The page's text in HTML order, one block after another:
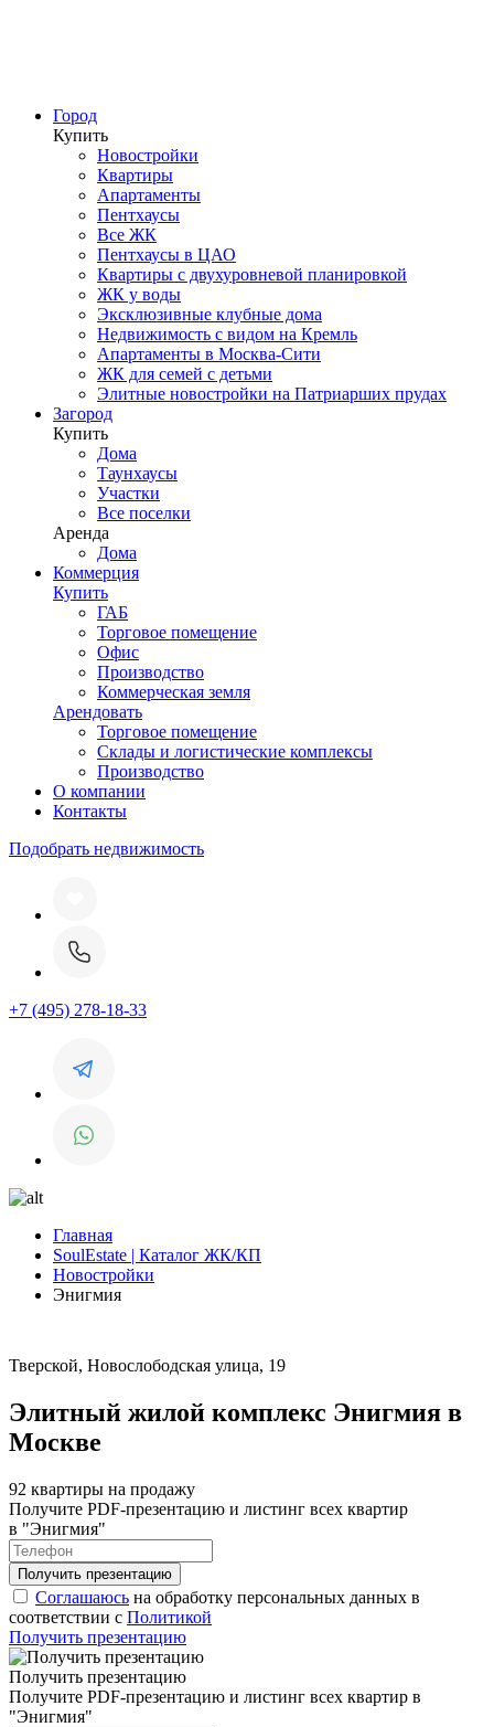
Город
Купить
Новостройки
Квартиры
Апартаменты
Пентхаусы
Все ЖК
Пентхаусы в ЦАО
Квартиры с двухуровневой планировкой
ЖК у воды
Эксклюзивные клубные дома
Недвижимость с видом на Кремль
Апартаменты в Москва-Сити
ЖК для семей с детьми
Элитные новостройки на Патриарших прудах
Загород
Купить
Дома
Таунхаусы
Участки
Все поселки
Аренда
Дома
Коммерция
Купить
ГАБ
Торговое помещение
Офис
Производство
Коммерческая земля
Арендовать
Торговое помещение
Склады и логистические комплексы
Производство
О компании
Контакты
Подобрать недвижимость
+7 (495) 278-18-33
Главная
SoulEstate | Каталог ЖК/КП
Новостройки
Энигмия
Тверской, Новослободская улица, 19
Элитный жилой комплекс Энигмия в
Москве
92 квартиры на продажу
Получите PDF-презентацию и листинг всех квартир
в "Энигмия"
Соглашаюсь на обработку персональных данных в
соответствии с Политикой
Получить презентацию
Получить презентацию
Получите PDF-презентацию и листинг всех квартир в
"Энигмия"